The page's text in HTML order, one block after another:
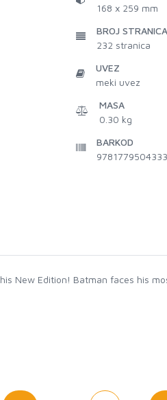
168 x 259 mm
BROJ STRANICA
232 stranica
UVEZ
meki uvez
MASA
0.30 kg
BARKOD
9781779504333
New Edition! Batman faces his